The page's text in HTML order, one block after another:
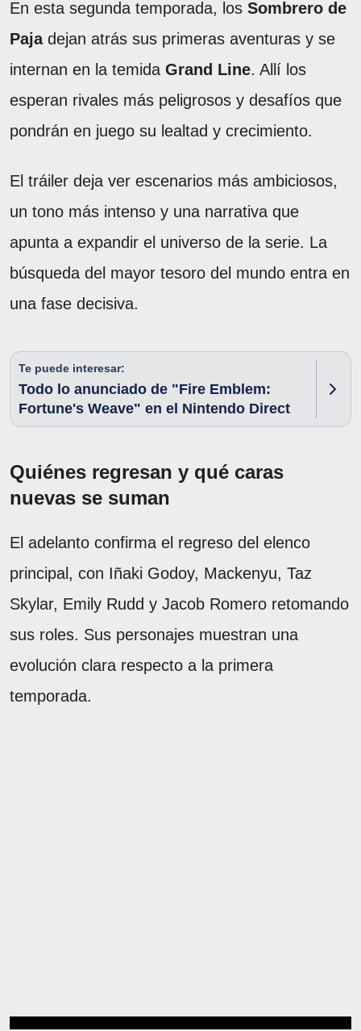
En esta segunda temporada, los Sombrero de
Pajadejan atrás sus primeras aventuras y se
internan en la temida Grand Line. Allí los
esperan rivales más peligrosos y desafíos que
pondrán en juego su lealtad y crecimiento.
El tráiler deja ver escenarios más ambiciosos,
un tono más intenso y una narrativa que
apunta a expandir el universo de la serie. La
búsqueda del mayor tesoro del mundo entra en
una fase decisiva.
Te puede interesar:
Todo lo anunciado de "Fire Emblem:
Fortune's Weave" en el Nintendo Direct
Quiénes regresan y qué caras
nuevas se suman
El adelanto confirma el regreso del elenco
principal, con Iñaki Godoy, Mackenyu, Taz
Skylar, Emily Rudd y Jacob Romero retomando
sus roles. Sus personajes muestran una
evolución clara respecto a la primera
temporada.